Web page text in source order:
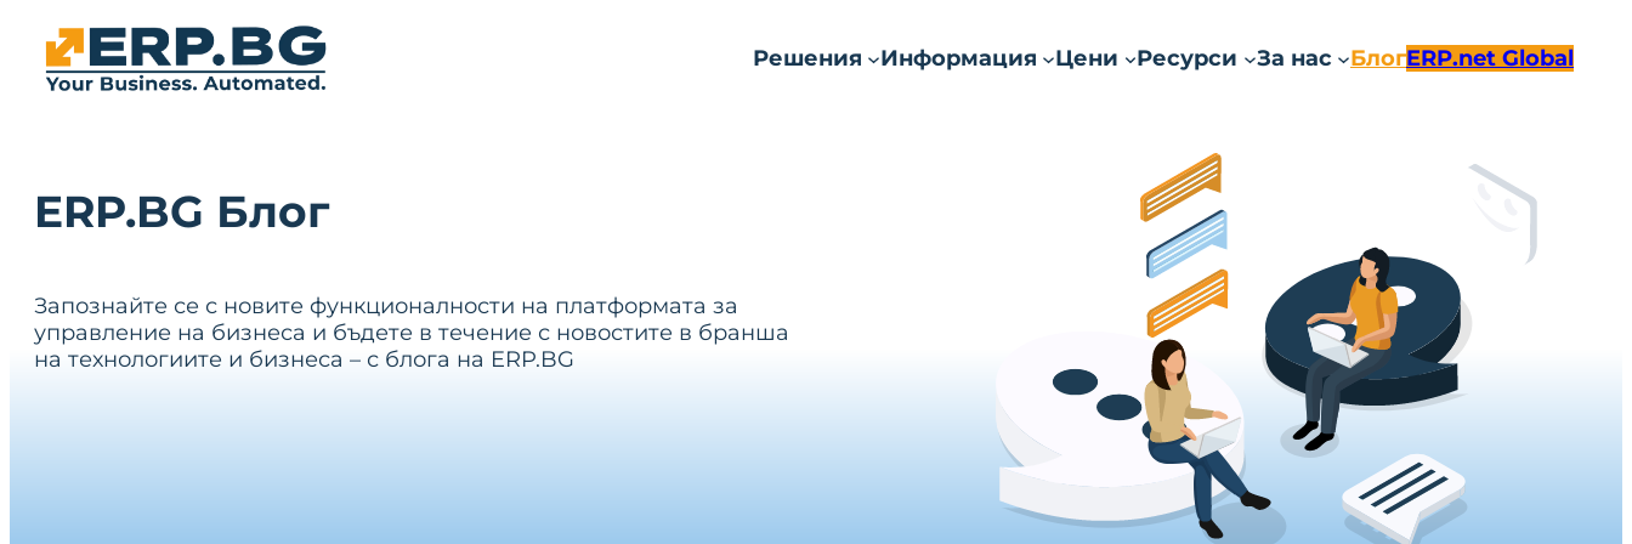
Решения Информация Цени Ресурси За нас БлогERP.net Global
ERP.BG Блог
Запознайте се с новите функционалности на платформата за
управление на бизнеса и бъдете в течение с новостите в бранша
на технологиите и бизнеса – с блога на ERP.BG